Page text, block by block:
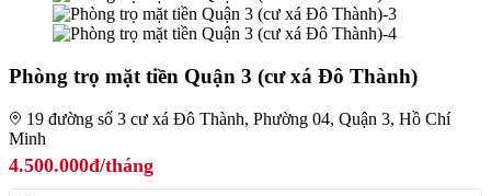
Phòng trọ mặt tiền Quận 3 (cư xá Đô Thành)
19 đường số 3 cư xá Đô Thành, Phường 04, Quận 3, Hồ Chí
Minh
4.500.000đ/tháng